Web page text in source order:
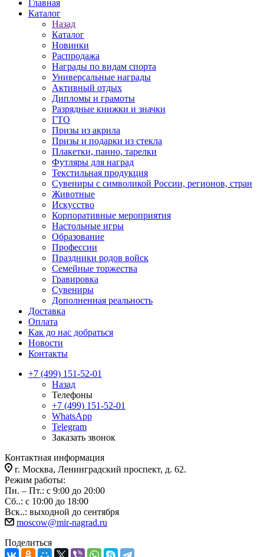
Главная
Каталог
Назад
Каталог
Новинки
Распродажа
Награды по видам спорта
Универсальные награды
Активный отдых
Дипломы и грамоты
Разрядные книжки и значки
ГТО
Призы из акрила
Призы и подарки из стекла
Плакетки, панно, тарелки
Футляры для наград
Текстильная продукция
Сувениры с символикой России, регионов, стран
Животные
Искусство
Корпоративные мероприятия
Настольные игры
Образование
Профессии
Праздники родов войск
Семейные торжества
Гравировка
Сувениры
Дополненная реальность
Доставка
Оплата
Как до нас добраться
Новости
Контакты
+7 (499) 151-52-01
Назад
Телефоны
+7 (499) 151-52-01
WhatsApp
Telegram
Заказать звонок
Контактная информация
г. Москва, Ленинградский проспект, д. 62.
Режим работы:
Пн. – Пт.: с 9:00 до 20:00
Сб..: с 10:00 до 18:00
Вск..: выходной до сентября
moscow@mir-nagrad.ru
Поделиться